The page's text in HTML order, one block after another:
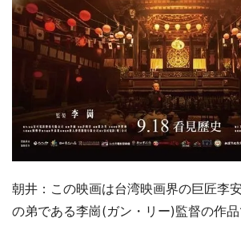
朝井：この映画は台湾映画界の巨匠李
の弟である李崗(ガン・リー)監督の作